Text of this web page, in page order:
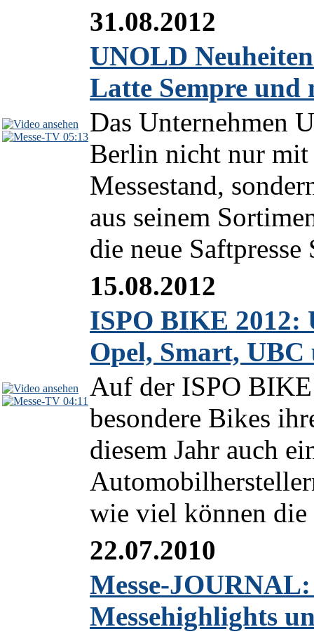
05:13
31.08.2012
UNOLD
Latte Sempre und
Das Unternehmen
Berlin nicht nur mit
Messestand,
aus seinem
die neue
04:11
15.08.2012
ISPO BIKE 2012:
Opel, Smart,
Auf der ISPO
besondere Bikes
diesem Jahr auch
wie viel können
22.07.2010
Messe-
Messehighlights